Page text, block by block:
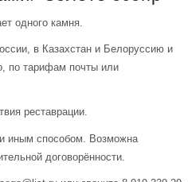
одного камня.
в Казахстан и Белоруссию и
по тарифам почты или
реставрации.
иным способом. Возможна
договорённости.